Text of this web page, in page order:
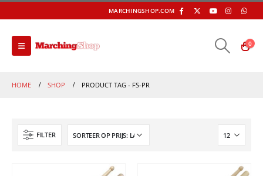
MARCHINGSHOP.COM
0
HOME SHOP PRODUCT TAG - FS-PR
FILTER